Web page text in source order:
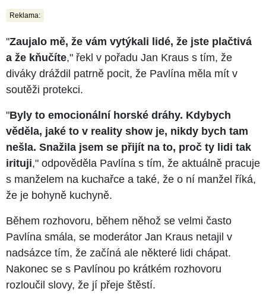
Reklama:
"Zaujalo mě, že vám vytýkali lidé, že jste plačtivá
a že kňučíte," řekl v pořadu Jan Kraus s tím, že
diváky dráždil patrně pocit, že Pavlína měla mít v
soutěži protekci.
"Byly to emocionální horské dráhy. Kdybych
věděla, jaké to v reality show je, nikdy bych tam
nešla. Snažila jsem se přijít na to, proč ty lidi tak
irituji," odpověděla Pavlína s tím, že aktuálně pracuje
s manželem na kuchařce a také, že o ní manžel říká,
že je bohyně kuchyně.
Během rozhovoru, během něhož se velmi často
Pavlína smála, se moderátor Jan Kraus netajil v
nadsázce tím, že začíná ale některé lidi chápat.
Nakonec se s Pavlínou po krátkém rozhovoru
rozloučil slovy, že jí přeje štěstí.